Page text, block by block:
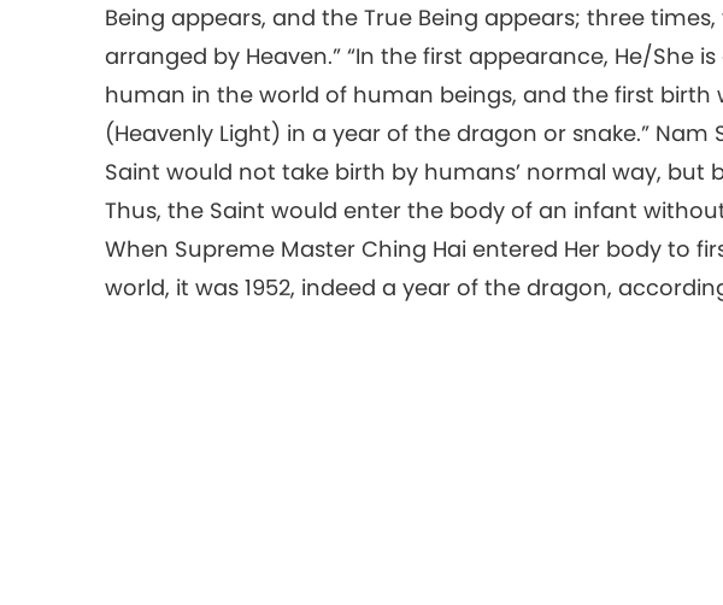
Being appears, and the True Being appears; three
arranged by Heaven.” “In the first appearance, He/She
human in the world of human beings, and the first birth
(Heavenly Light) in a year of the dragon or snake.”
Saint would not take birth by humans’ normal way, but
Thus, the Saint would enter the body of an infant
When Supreme Master Ching Hai entered Her body to
world, it was 1952, indeed a year of the dragon,